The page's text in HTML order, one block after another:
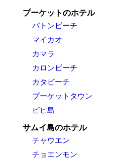
プーケットのホテル
パトンビーチ
マイカオ
カマラ
カロンビーチ
カタビーチ
プーケットタウン
ピピ島
サムイ島のホテル
チャウエン
チョエンモン